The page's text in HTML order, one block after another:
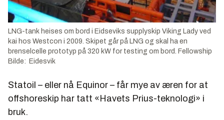
LNG-tank heises om bord i Eidseviks supplyskip Viking Lady ved
kai hos Westcon i 2009. Skipet går på LNG og skal ha en
brenselcelle prototyp på 320 kW for testing om bord. Fellowship
Bilde: Eidesvik
Statoil – eller nå Equinor – får mye av æren for at
offshoreskip har tatt «Havets Prius-teknologi» i
bruk.